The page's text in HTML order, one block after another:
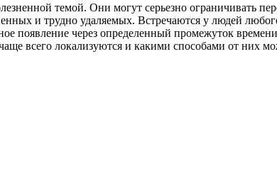
темой. Они могут серьезно ограничивать
и трудно удаляемых. Встречаются у людей
появление через определенный промежуток
всего локализуются и какими способами от них